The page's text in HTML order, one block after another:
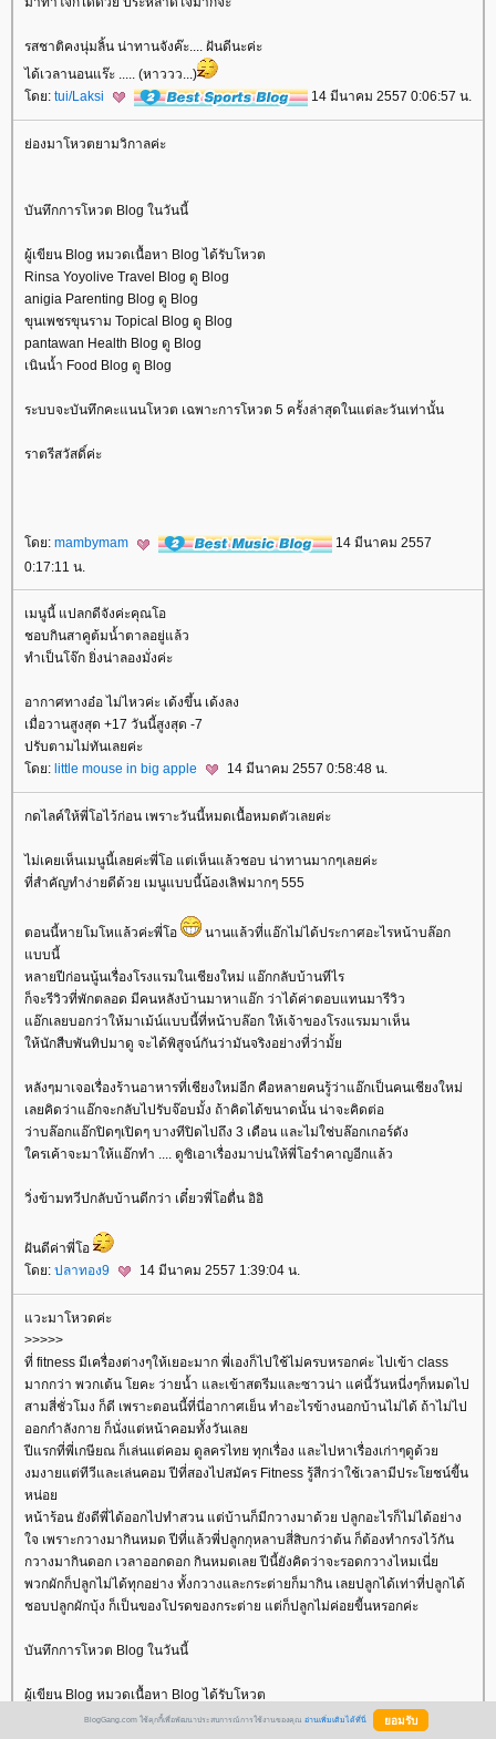
รสชาติคงนุ่มลิ้น น่าทานจังค๊ะ.... ฝันดีนะค่ะ
ได้เวลานอนแร๊ะ ..... (หาววว...)
ดย: tui/Laksi 14 มีนาคม 2557 0:06:57 น.
่องมาโหวตยามวิกาลค่ะ
บันทึกการโหวต Blog ในวันนี้
ผู้เขียน Blog หมวดเนื้อหา Blog ได้รับโหวต
Rinsa Yoyolive Travel Blog ดู Blog
anigia Parenting Blog ดู Blog
ขุนเพชรขุนราม Topical Blog ดู Blog
pantawan Health Blog ดู Blog
เนินน้ำ Food Blog ดู Blog
ระบบจะบันทึกคะแนนโหวต เฉพาะการโหวต 5 ครั้งล่าสุดในแต่ละวันเท่านั้น
ราตรีสวัสดิ์ค่ะ
ดย: mambymam
14 มีนาคม 2557
0:17:11 น.
เมนูนี้ แปลกดีจังค่ะคุณโอ
ชอบกินสาคูต้มน้ำตาลอยู่แล้ว
ทำเป็นโจ๊ก ยิ่งน่าลองมั่งค่ะ
อากาศทางอ๋อ ไม่ไหวค่ะ เด้งขึ้น เด้งลง
เมื่อวานสูงสุด +17 วันนี้สูงสุด -7
ปรับตามไม่ทันเลยค่ะ
ดย: little mouse in big apple 14 มีนาคม 2557 0:58:48 น.
กดไลค์ให้พี่โอไว้ก่อน เพราะวันนี้หมดเนื้อหมดตัวเลยค่ะ
ไม่เคยเห็นเมนูนี้เลยค่ะพี่โอ แต่เห็นแล้วชอบ น่าทานมากๆเลยค่ะ
ที่สำคัญทำง่ายดีด้วย เมนูแบบนี้น้องเลิฟมากๆ 555
ตอนนี้หายโมโหแล้วค่ะพี่โอ
นานแล้วที่แอ๊กไม่ได้ประกาศอะไรหน้าบล๊อก
บบนี้
หลายปีก่อนนู้นเรื่องโรงแรมในเชียงใหม่ แอ๊กกลับบ้านทีไร
ก็จะรีวิวที่พักตลอด มีคนหลังบ้านมาหาแอ๊ก ว่าได้ค่าตอบแทนมารีวิว
อ๊กเลยบอกว่าให้มาเม้น์แบบนี้ที่หน้าบล๊อก ให้เจ้าของโรงแรมมาเห็น
ห้นักสืบพันทิปมาดู จะได้พิสูจน์กันว่ามันจริงอย่างที่ว่ามั้
หลังๆมาเจอเรื่องร้านอาหารที่เชียงใหม่อีก คือหลายคนรู้ว่าแอ๊กเป็นคนเชียงใหม่
เลยคิดว่าแอ๊กจะกลับไปรับจ๊อบมั้ง ถ้าคิดได้ขนาดนั้น น่าจะคิดต่อ
ว่าบล๊อกแอ๊กปิดๆเปิดๆ บางทีปิดไปถึง 3 เดือน และไม่ใช่บล๊อกเกอร์ดัง
ครเค้าจะมาให้แอ๊กทำ .... ดูซิเอาเรื่องมาบ่นให้พี่โอรำคาญอีกแล้ว
วิ่งข้ามทวีปกลับบ้านดีกว่า เดี๋ยวพี่โอตื่น อิอิ
ฝันดีค่าพี่โอ
ดย: ปลาทอง9 14 มีนาคม 2557 1:39:04 น.
วะมาโหวดค่ะ
>>>>>
ที่ fitness มีเครื่องต่างๆให้เยอะมาก พี่เองก็ไปใช้ไม่ครบหรอกค่ะ ไปเข้า class
มากกว่า พวกเต้น โยคะ ว่ายน้ำ และเข้าสตรีมและซาวน่า แค่นี้วันหนี่งๆก็หมดไป
สามสี่ชั่วโมง ก็ดี เพราะตอนนี้ที่นี่อากาศเย็น ทำอะไรข้างนอกบ้านไม่ได้ ถ้าไม่ไป
ออกกำลังกาย ก็นั่งแต่หน้าคอมทั้งวันเล
ปีแรกที่พี่เกษียณ ก็เล่นแต่คอม ดูลครไทย ทุกเรื่อง และไปหาเรื่องเก่าๆดูด้ว
งมงายแต่ทีวีและเล่นคอม ปีที่สองไปสมัคร Fitness รู้สีกว่าใช้เวลามีประโยชน์ขีัน
หน่อ
หน้าร้อน ยังดีพี่ได้ออกไปทำสวน แต่บ้านก็มีกวางมาด้วย ปลูกอะไรก็ไม่ได้อย่าง
จ เพราะกวางมากินหมด ปีที่แล้วพี่ปลูกกุหลาบสี่สิบกว่าต้น ก็ต้องทำกรงไว้กัน
กวางมากินดอก เวลาออกดอก กินหมดเลย ปีนี้ยังคิดว่าจะรอดกวางไหมเนี่
พวกผักก็ปลูกไม่ได้ทุกอย่าง ทั้งกวางและกระต่ายก็มากิน เลยปลูกได้เท่าที่ปลูกได้
ชอบปลูกผักบุ้ง ก็เป็นของโปรดของกระต่าย แต่ก็ปลูกไม่ค่อยขีันหรอกค่ะ
บันทึกการโหวต Blog ในวันนี้
ผู้เขียน Blog หมวดเนื้อหา Blog ได้รับโหวต
เนินน้ำ Food Blog ดู Blog
BlogGang.com ใช้คุกกี้เพื่อพัฒนาประสบการณ์การใช้งานของคุณ อ่านเพิ่มเติมได้ที่นี่